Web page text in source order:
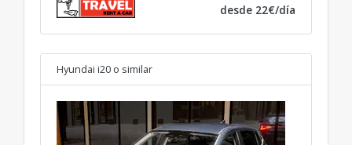
desde 22€/día
Hyundai i20 o similar